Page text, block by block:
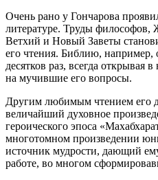
Очень рано у Гончарова
литературе. Труды
Ветхий и Новый Заветы
его чтения. Библию, например,
десятков раз, всегда открывая
на мучившие его вопросы.
Другим любимым чтением его
величайший духовное
героического эпоса
многотомном произведении
источник мудрости, дающий
работе, во многом